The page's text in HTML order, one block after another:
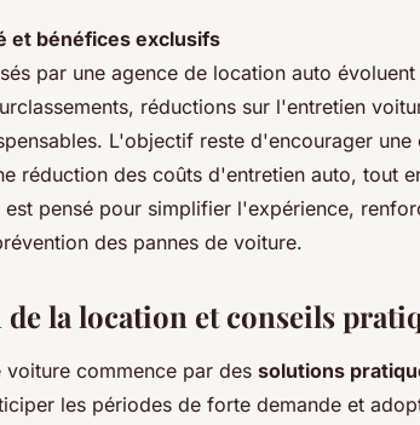
et bénéfices exclusifs
par une agence de location auto
réductions sur l'entretien
L'objectif reste d'encourager
réduction des coûts d'entretien auto, tout
pensé pour simplifier l'expérience,
des pannes de voiture.
de la location et conseils
commence par des solutions
les périodes de forte demande et